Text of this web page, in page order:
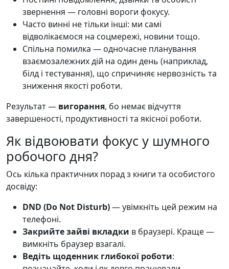
звернення — головні вороги фокусу.
Часто винні не тільки інші: ми самі
відволікаємося на соцмережі, новини тощо.
Спільна помилка — одночасне планування
взаємозалежних дій на один день (наприклад,
білд і тестування), що спричиняє нервозність та
зниження якості роботи.
Результат — вигорання, бо немає відчуття
завершеності, продуктивності та якісної роботи.
Як відвоювати фокус у шумного
робочого дня?
Ось кілька практичних порад з книги та особистого
досвіду:
DND (Do Not Disturb)— увімкніть цей режим на
телефоні.
Закрийте зайві вкладки в браузері. Краще —
вимкніть браузер взагалі.
Ведіть щоденник глибокої роботи: